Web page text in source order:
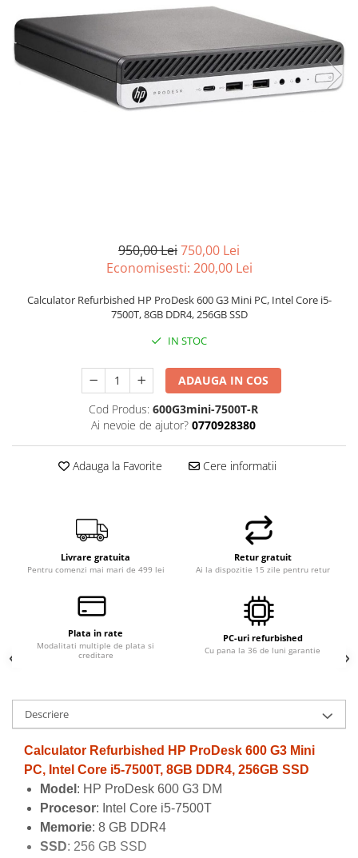
Incarcatoare laptop
Incarcatoare laptop refurbished
Standuri și Coolere Laptop
Alte accesorii
Coolere
Surse PC
Carcase
Placi de baza
Ventilatoare carcasa
All-in-One REFURBISHED
Calculatoare All-in-One RENEW
Componente All-in-One
950,00 Lei750,00 Lei
Economisesti: 200,00 Lei
Calculator Refurbished HP ProDesk 600 G3 Mini PC, Intel Core i5-
7500T, 8GB DDR4, 256GB SSD
IN STOC
ADAUGA IN COS
Cod Produs: 600G3mini-7500T-R
Ai nevoie de ajutor? 0770928380
Adauga la Favorite Cere informatii
Livrare gratuita
Pentru comenzi mai mari de 499 lei
Retur gratuit
Ai la dispozitie 15 zile pentru retur
Plata in rate
Modalitati multiple de plata si
creditare
PC-uri refurbished
Cu pana la 36 de luni garantie
Descriere
Calculator Refurbished HP ProDesk 600 G3 Mini
PC, Intel Core i5-7500T, 8GB DDR4, 256GB SSD
Model : HP ProDesk 600 G3 DM
Procesor: Intel Core i5-7500T
Memorie: 8 GB DDR4
SSD: 256 GB SSD